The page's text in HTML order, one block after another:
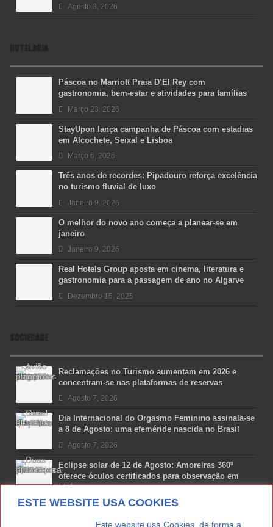
ESTE WEBSITE USA COOKIES
. . . . . . . . . . . . . . . . Este website usa Cookies, de forma a
Agosto 3, 2026
HOTELARIA
Páscoa no Marriott Praia D’El Rey com
gastronomia, bem-estar e atividades para famílias
Março 23, 2026
StayUpon lança campanha de Páscoa com estadias
em Alcochete, Seixal e Lisboa
Março 6, 2026
Três anos de recordes: Pipadouro reforça excelência
no turismo fluvial de luxo
Janeiro 9, 2026
O melhor do novo ano começa a planear-se em
janeiro
Janeiro 9, 2026
Real Hotels Group aposta em cinema, literatura e
gastronomia para a passagem de ano no Algarve
Dezembro 15, 2025
SOCIEDADE
Reclamações no Turismo aumentam em 2026 e
concentram-se nas plataformas de reservas
Agosto 7, 2026
Dia Internacional do Orgasmo Feminino assinala-se
a 8 de Agosto: uma efeméride nascida no Brasil
Agosto 7, 2026
Eclipse solar de 12 de Agosto: Amoreiras 360º
oferece óculos certificados para observação em
Lisboa
Agosto 7, 2026
Lua Afonso vence prémio internacional de liderança